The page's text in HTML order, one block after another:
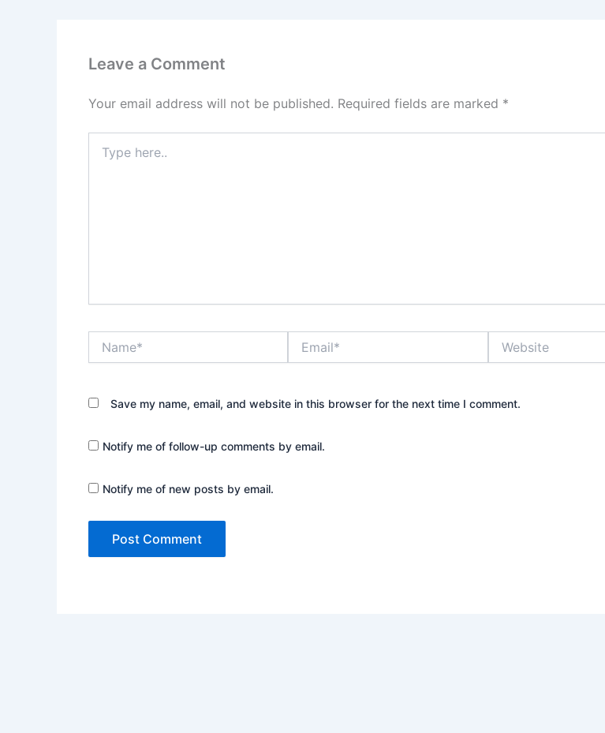
Leave a Comment
Your email address will not be published. Required fields are marked *
here..
Save my name, email, and website in this browser for the next time I comment.
Notify me of follow-up comments by email.
Notify me of new posts by email.